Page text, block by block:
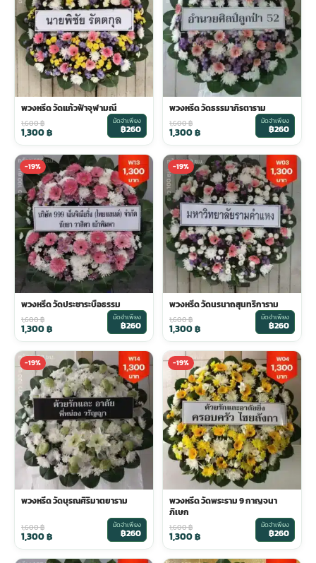
ดอกไม้งานศพ ราคาถูก
จัดดอกไม้งานศพ ราคา
ดอกไม้งานศพ ส่งฟรี
ดอกไม้งานศพ ออนไลน์
พวงดอกไม้งานศพ
tpdecorate ปูพื้น
ร้านพวงหรีด กรุงเทพ ส่งฟรี
พวงหรีด ปากคลองตลาด ราคา
พวงหรีด ส่งด่วน วันนี้
น้าเมรุ กรุงเทพ
พวงหรีด วัดแก้วฟ้าจุฬามณี
1,600฿
1,300฿
มัดจำเพียง
฿260
พวงหรีด วัดธรรมาภิรตาราม
1,600฿
1,300฿
มัดจำเพียง
฿260
-19%
พวงหรีด วัดประชาระบือธรรม
1,600฿
1,300฿
มัดจำเพียง
฿260
-19%
พวงหรีด วัดนรนาถสุนทริการาม
1,600฿
1,300฿
มัดจำเพียง
฿260
-19%
พวงหรีด วัดบุรณศิริมาตยาราม
1,600฿
1,300฿
มัดจำเพียง
฿260
-19%
พวงหรีด วัดพระราม 9 กาญจนา
ภิเษก
1,600฿
1,300฿
มัดจำเพียง
฿260